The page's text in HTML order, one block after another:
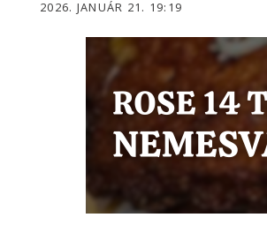
2026. JANUÁR 21. 19:19